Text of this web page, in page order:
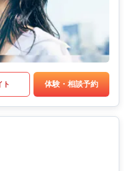
ト 体験・相談予約